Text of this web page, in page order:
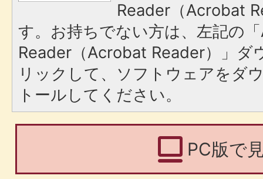
Reader（Acrobat
す。お持ちでない方は、左記の
Reader（Acrobat Reader）」ダ
リックして、ソフトウェアをダ
トールしてください。
PC版で